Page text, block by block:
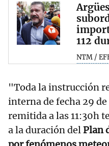
112
NTM /
"Toda la instrucción
interna de fecha 29
remitida a las 11:30h
a la duración delPlan